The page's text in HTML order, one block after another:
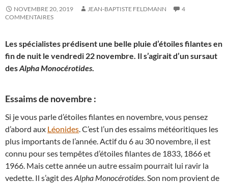
NOVEMBRE 20, 2019 JEAN-BAPTISTE FELDMANN
4
COMMENTAIRES
Les spécialistes prédisent une belle pluie d’étoiles filantes en
fin de nuit le vendredi 22 novembre. Il s’agirait d’un sursaut
desAlpha Monocérotides.
Essaims de novembre :
Si je vous parle d’étoiles filantes en novembre, vous pensez
d’abord aux Léonides. C’est l’un des essaims météoritiques les
plus importants de l’année. Actif du 6 au 30 novembre, il est
connu pour ses tempêtes d’étoiles filantes de 1833, 1866 et
1966. Mais cette année un autre essaim pourrait lui ravir la
vedette. Il s’agit desAlpha Monocérotides. Son nom provient de